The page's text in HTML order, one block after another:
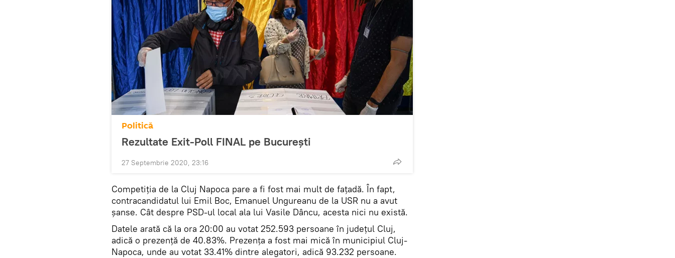
Politică
Rezultate Exit-Poll FINAL pe București
27 Septembrie 2020, 23:16
Competiția de la Cluj Napoca pare a fi fost mai mult de fațadă. În fapt,
contracandidatul lui Emil Boc, Emanuel Ungureanu de la USR nu a avut
șanse. Cât despre PSD-ul local ala lui Vasile Dâncu, acesta nici nu există.
Datele arată că la ora 20:00 au votat 252.593 persoane în județul Cluj,
adică o prezență de 40.83%. Prezența a fost mai mică în municipiul Cluj-
Napoca, unde au votat 33.41% dintre alegatori, adică 93.232 persoane.